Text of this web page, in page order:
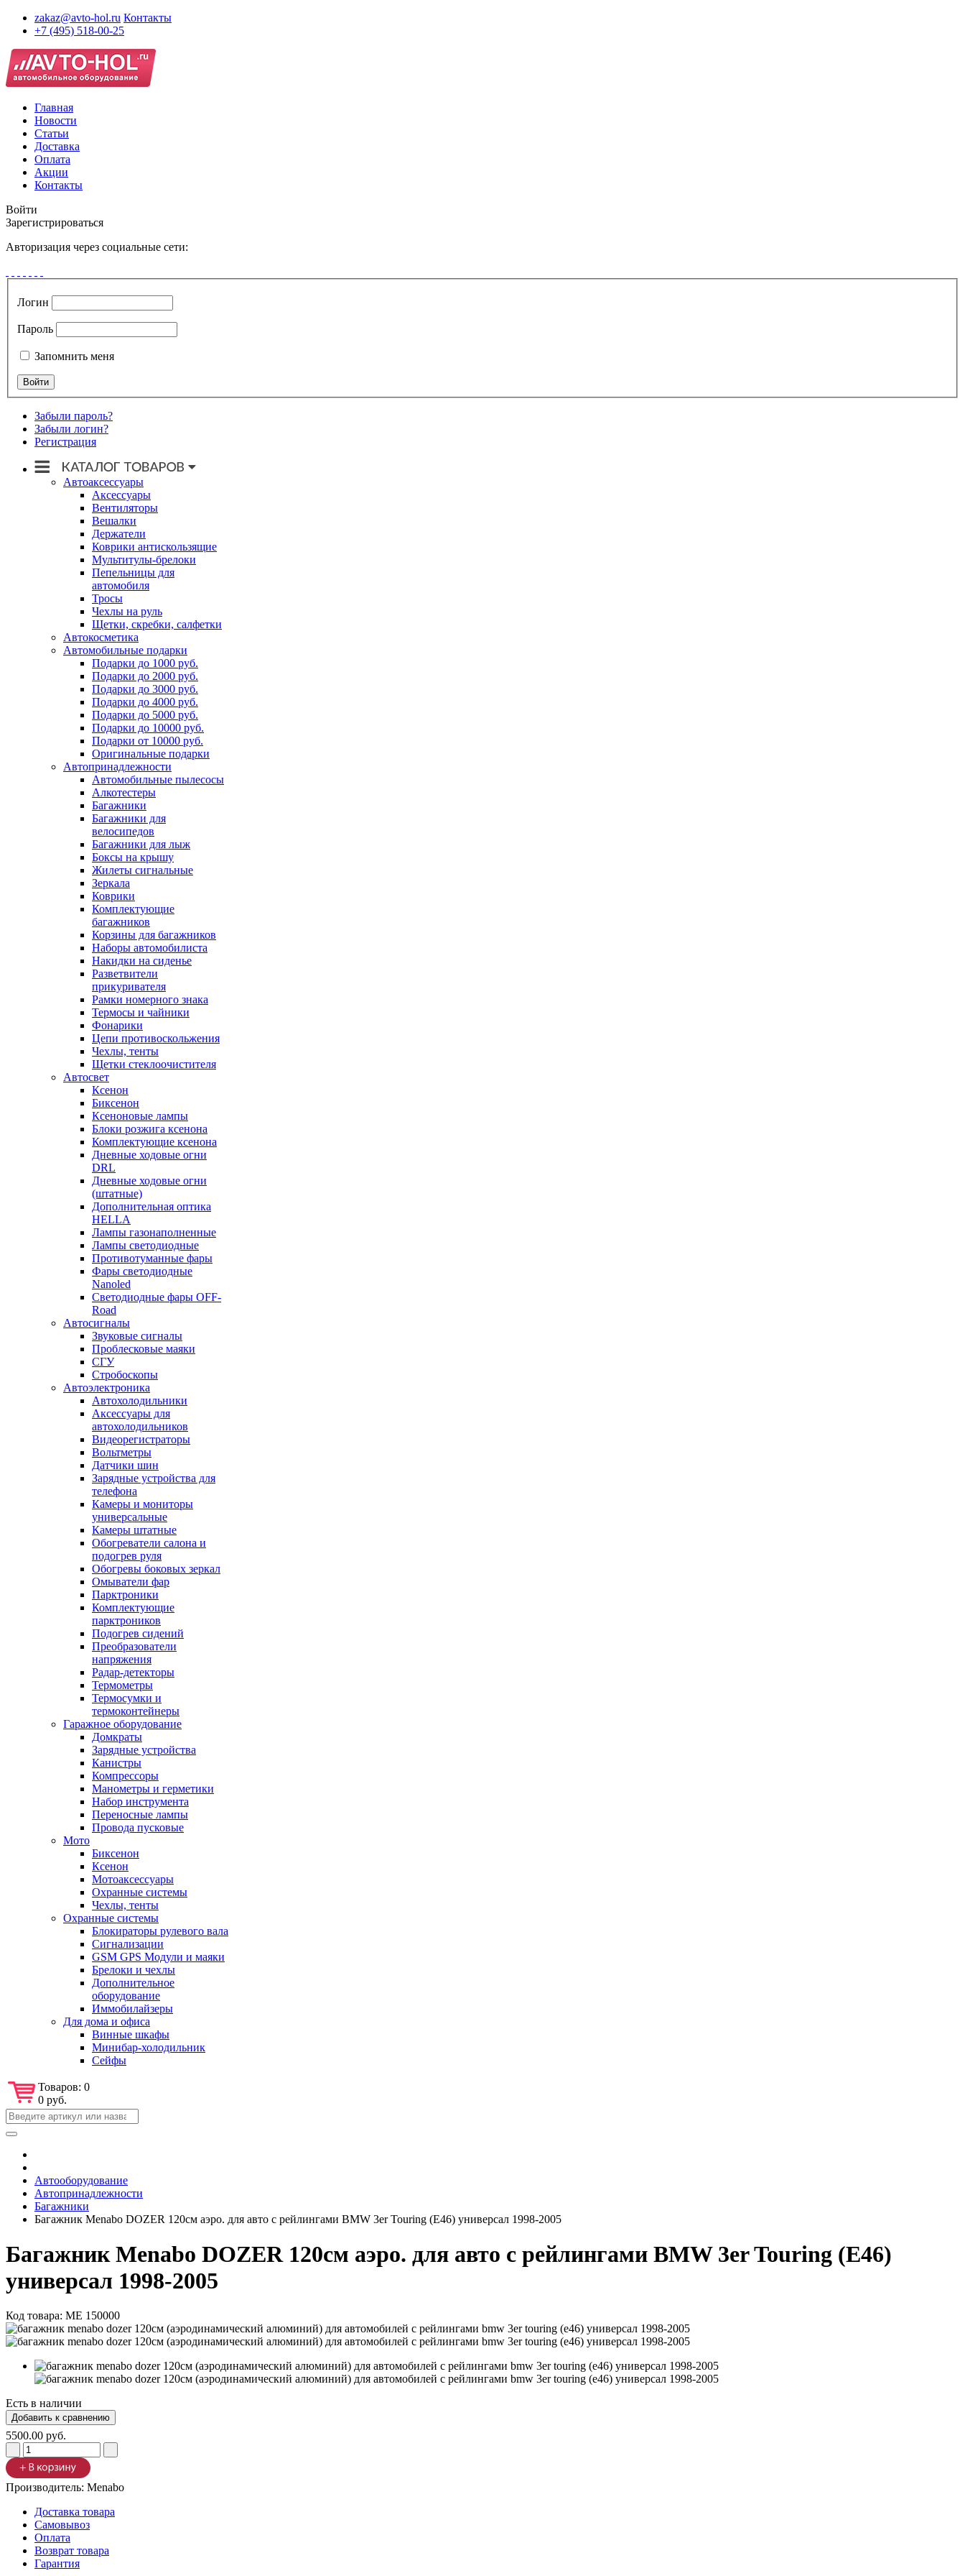
zakaz@avto-hol.ru Контакты
+7 (495) 518-00-25
Главная
Новости
Статьи
Доставка
Оплата
Акции
Контакты
Войти
Зарегистрироваться
Авторизация через социальные сети:
Логин
Пароль
Запомнить меня
Забыли пароль?
Забыли логин?
Регистрация
Автоаксессуары
Аксессуары
Вентиляторы
Вешалки
Держатели
Коврики антискользящие
Мультитулы-брелоки
Пепельницы для
автомобиля
Тросы
Чехлы на руль
Щетки, скребки, салфетки
Автокосметика
Автомобильные подарки
Подарки до 1000 руб.
Подарки до 2000 руб.
Подарки до 3000 руб.
Подарки до 4000 руб.
Подарки до 5000 руб.
Подарки до 10000 руб.
Подарки от 10000 руб.
Оригинальные подарки
Автопринадлежности
Автомобильные пылесосы
Алкотестеры
Багажники
Багажники для
велосипедов
Багажники для лыж
Боксы на крышу
Жилеты сигнальные
Зеркала
Коврики
Комплектующие
багажников
Корзины для багажников
Наборы автомобилиста
Накидки на сиденье
Разветвители
прикуривателя
Рамки номерного знака
Термосы и чайники
Фонарики
Цепи противоскольжения
Чехлы, тенты
Щетки стеклоочистителя
Автосвет
Ксенон
Биксенон
Ксеноновые лампы
Блоки розжига ксенона
Комплектующие ксенона
Дневные ходовые огни
DRL
Дневные ходовые огни
(штатные)
Дополнительная оптика
HELLA
Лампы газонаполненные
Лампы светодиодные
Противотуманные фары
Фары светодиодные
Nanoled
Светодиодные фары OFF-
Road
Автосигналы
Звуковые сигналы
Проблесковые маяки
СГУ
Стробоскопы
Автоэлектроника
Автохолодильники
Аксессуары для
автохолодильников
Видеорегистраторы
Вольтметры
Датчики шин
Зарядные устройства для
телефона
Камеры и мониторы
универсальные
Камеры штатные
Обогреватели салона и
подогрев руля
Обогревы боковых зеркал
Омыватели фар
Парктроники
Комплектующие
парктроников
Подогрев сидений
Преобразователи
напряжения
Радар-детекторы
Термометры
Термосумки и
термоконтейнеры
Гаражное оборудование
Домкраты
Зарядные устройства
Канистры
Компрессоры
Манометры и герметики
Набор инструмента
Переносные лампы
Провода пусковые
Мото
Биксенон
Ксенон
Мотоаксессуары
Охранные системы
Чехлы, тенты
Охранные системы
Блокираторы рулевого вала
Сигнализации
GSM GPS Модули и маяки
Брелоки и чехлы
Дополнительное
оборудование
Иммобилайзеры
Для дома и офиса
Винные шкафы
Минибар-холодильник
Сейфы
Товаров: 0
0 руб.
Автооборудование
Автопринадлежности
Багажники
Багажник Menabo DOZER 120см аэро. для авто с рейлингами BMW 3er Touring (E46) универсал 1998-2005
Багажник Menabo DOZER 120см аэро. для авто с рейлингами BMW 3er Touring (E46)
универсал 1998-2005
Код товара: ME 150000
Есть в наличии
5500.00 руб.
Производитель: Menabo
Доставка товара
Самовывоз
Оплата
Возврат товара
Гарантия